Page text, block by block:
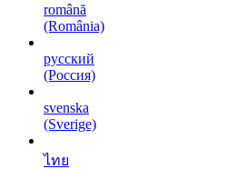
română
(România)
русский
(Россия)
svenska
(Sverige)
ไทย